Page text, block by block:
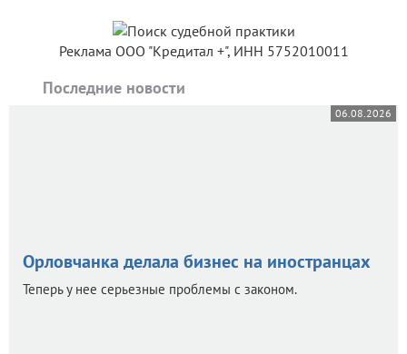
Реклама ООО "Кредитал +", ИНН 5752010011
Последние новости
06.08.2026
Орловчанка делала бизнес на иностранцах
Теперь у нее серьезные проблемы с законом.